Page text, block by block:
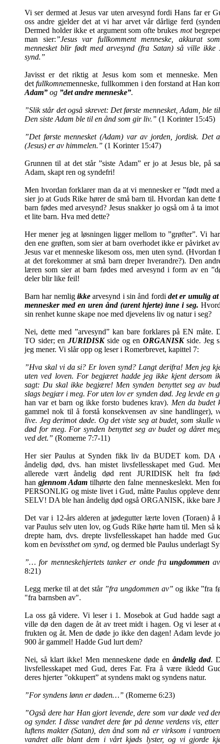
Vi ser dermed at Jesus var uten arvesynd fordi Hans far er
oss andre gjelder det at vi har arvet vår dårlige ferd
Dermed holder ikke et argument som ofte brukesmot
man sier:”Jesus var fullkomment menneske, akkurat
mennesket blir født med arvesynd (fra Satan) så ville ikke
synd.”
Javisst er det riktig at Jesus kom som et menneske.
detfullkomnemenneske, fullkommen i den forstand at Han
Adam” og ”det andre menneske”.
”Slik står det også skrevet: Det første mennesket, Adam, ble
Den siste Adam ble til en ånd som gir liv.” (1 Korinter 15:45)
”Det første mennesket (Adam) var av jorden, jordisk. Det
(Jesus) er av himmelen.” (1 Korinter 15:47)
Grunnen til at det står ”siste Adam” er jo at Jesus ble, på
Adam, skapt ren og syndefri!
Men hvordan forklarer man da at vi mennesker er ”født med
sier jo at Guds Rike hører de små barn til. Hvordan kan dette
barn fødes med arvesynd? Jesus snakker jo også om å ta
et lite barn. Hva med dette?
Her mener jeg at løsningen ligger mellom to ”grøfter”. Vi
den ene grøften, som sier at barn overhodet ikke er påvirket
Jesus var et menneske likesom oss, men uten synd. (Hvordan
at det forekommer at små barn dreper hverandre?). Den
læren som sier at barn fødes med arvesynd i form av en
deler blir like feil!
Barn har nemlig ikkearvesynd i sin ånd fordidet er umulig
mennesker med en uren ånd (urent hjerte) inne i seg.
sin renhet kunne skape noe med djevelens liv og natur i seg?
Nei, dette med ”arvesynd” kan bare forklares på EN måte.
TO sider; en JURIDISKside og en ORGANISKside. Jeg
jeg mener. Vi slår opp og leser i Romerbrevet, kapittel 7:
”Hva skal vi da si? Er loven synd? Langt derifra! Men jeg
uten ved loven. For begjæret hadde jeg ikke kjent dersom
sagt: Du skal ikke begjære! Men synden benyttet seg av
slags begjær i meg. For uten lov er synden død. Jeg levde en
han var et barn og ikke forsto budenes krav). Men da budet
gammel nok til å forstå konsekvensen av sine handlinger),
live. Jeg derimot døde. Og det viste seg at budet, som skulle
død for meg. For synden benyttet seg av budet og dåret
ved det.” (Romerne 7:7-11)
Her sier Paulus at Synden fikk liv da BUDET kom. DA
åndelig død, dvs. han mistet livsfellesskapet med Gud.
allerede vært åndelig død rent JURIDISK helt fra
hangjennom Adamtilhørte den falne menneskeslekt. Men
PERSONLIG og miste livet i Gud, måtte Paulus oppleve
SELV! DA ble han åndelig død også ORGANISK, ikke bare
Det var i 12-års alderen at jødegutter lærte loven (Toraen) å
var Paulus selv uten lov, og Guds Rike hørte ham til. Men
drepte ham, dvs. drepte livsfellesskapet han hadde med
kom en bevissthet om synd, og dermed ble Paulus underlagt
”… for menneskehjertets tanker er onde fraungdommen
8:21)
Legg merke til at det står ”fra ungdommen av” og ikke ”fra
"fra barnsben av".
La oss gå videre. Vi leser i 1. Mosebok at Gud hadde sagt
ville dø den dagen de åt av treet midt i hagen. Og vi leser at
frukten og åt. Men de døde jo ikke den dagen! Adam levde
900 år gammel! Hadde Gud lurt dem?
Nei, så klart ikke! Men menneskene døde en åndelig død.
livsfellesskapet med Gud, deres Far. Fra å være ikledd
deres hjerter ”okkupert” at syndens makt og syndens natur.
”For syndens lønn er døden…” (Romerne 6:23)
”Også dere har Han gjort levende, dere som var døde ved
og synder. I disse vandret dere før på denne verdens vis,
luftens makter (Satan), den ånd som nå er virksom i
vandret alle blant dem i vårt kjøds lyster, og vi gjorde